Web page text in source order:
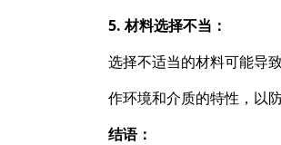
5. 材料选择不当：
选择不适当的材料可能导
作环境和介质的特性，以
结语：